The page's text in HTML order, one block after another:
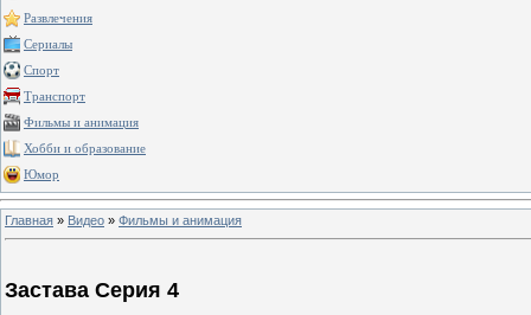
Развлечения
Сериалы
Спорт
Транспорт
Фильмы и анимация
Хобби и образование
Юмор
Главная » Видео » Фильмы и анимация
Застава Серия 4